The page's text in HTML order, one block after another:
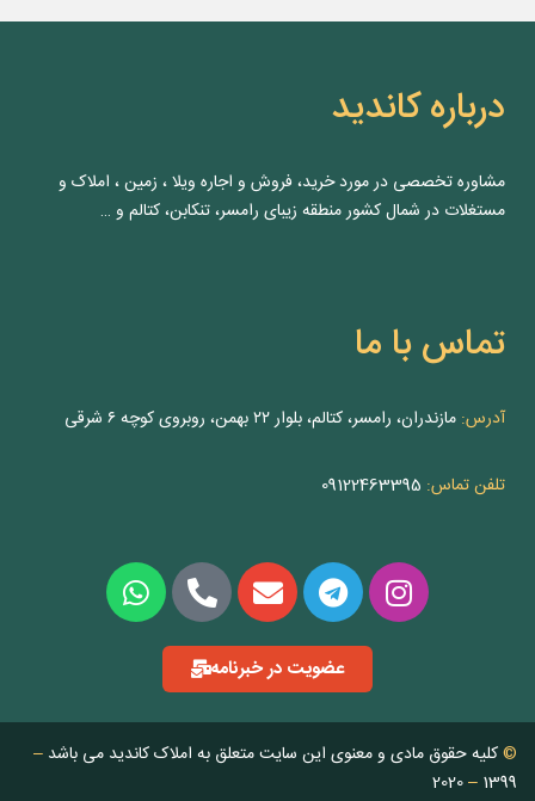
درباره کاندید
مشاوره‌ تخصصی در مورد خرید، فروش و اجاره ویلا ، زمین ، املاک و
مستغلات در شمال کشور منطقه زیبای رامسر، تنکابن، کتالم و …
تماس با ما
آدرس: مازندران، رامسر، کتالم، بلوار ۲۲ بهمن، روبروی کوچه ۶ شرقی
تلفن تماس: 09122463395
عضویت در خبرنامه
©کلیه حقوق مادی و معنوی این سایت متعلق به املاک کاندید می باشد –
1399
–
2020